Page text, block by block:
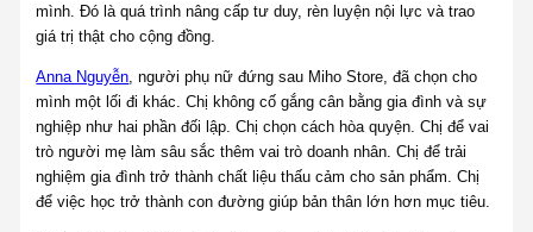
mình. Đó là quá trình nâng cấp tư duy, rèn luyện nội lực và trao
giá trị thật cho cộng đồng.
Anna Nguyễn, người phụ nữ đứng sau Miho Store, đã chọn cho
mình một lối đi khác. Chị không cố gắng cân bằng gia đình và sự
nghiệp như hai phần đối lập. Chị chọn cách hòa quyện. Chị để vai
trò người mẹ làm sâu sắc thêm vai trò doanh nhân. Chị để trải
nghiệm gia đình trở thành chất liệu thấu cảm cho sản phẩm. Chị
để việc học trở thành con đường giúp bản thân lớn hơn mục tiêu.